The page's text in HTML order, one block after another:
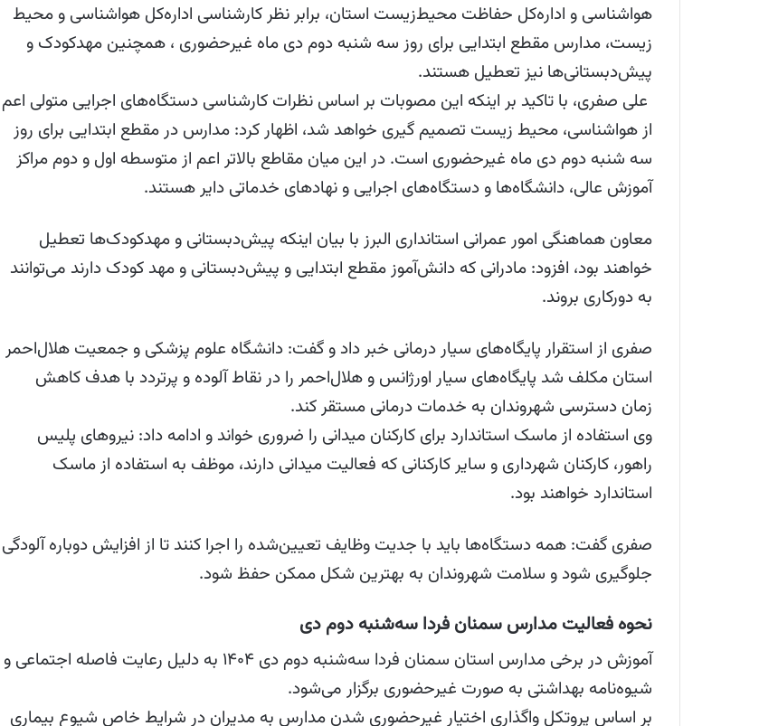
هواشناسی و اداره‌کل حفاظت محیط‌زیست استان، برابر نظر کارشناسی اداره‌کل هواشناسی و محیط
زیست، مدارس مقطع ابتدایی برای روز سه شنبه دوم دی ماه غیرحضوری ، همچنین مهدکودک و
پیش‌دبستانی‌ها نیز تعطیل هستند.
علی صفری، با تاکید بر اینکه این مصوبات بر اساس نظرات کارشناسی دستگاه‌های اجرایی متولی اعم
از هواشناسی، محیط زیست تصمیم گیری خواهد شد، اظهار کرد: مدارس در مقطع ابتدایی برای روز
سه شنبه دوم دی ماه غیرحضوری است‌. در این میان مقاطع بالاتر اعم از متوسطه اول و دوم مراکز
آموزش عالی، دانشگاه‌ها و دستگاه‌های اجرایی و نهادهای خدماتی دایر هستند.
معاون هماهنگی امور عمرانی استانداری البرز با بیان اینکه پیش‌دبستانی و مهدکودک‌ها تعطیل
خواهند بود، افزود: مادرانی که دانش‌آموز مقطع ابتدایی و پیش‌دبستانی و مهد کودک دارند می‌توانند
به دورکاری بروند.
صفری از استقرار پایگاه‌های سیار درمانی خبر داد و گفت: دانشگاه‌ علوم پزشکی و جمعیت هلال‌احمر
استان مکلف شد پایگاه‌های سیار اورژانس و هلال‌احمر را در نقاط آلوده و پرتردد با هدف کاهش
زمان دسترسی شهروندان به خدمات درمانی مستقر کند.
وی استفاده از ماسک استاندارد برای کارکنان میدانی را ضروری خواند و ادامه داد: نیروهای پلیس
راهور، کارکنان شهرداری و سایر کارکنانی که فعالیت میدانی دارند، موظف به استفاده از ماسک
استاندارد خواهند بود.
صفری گفت: همه دستگاه‌ها باید با جدیت وظایف تعیین‌شده را اجرا کنند تا از افزایش دوباره آلودگی
جلوگیری شود و سلامت شهروندان به بهترین شکل ممکن حفظ شود.
نحوه فعالیت مدارس سمنان فردا سه‌شنبه دوم دی
آموزش در برخی مدارس استان سمنان فردا سه‌شنبه دوم دی ۱۴۰۴ به دلیل رعایت فاصله اجتماعی و
شیوه‌نامه بهداشتی به صورت غیرحضوری برگزار می‌شود.
بر اساس پروتکل واگذاری اختیار غیرحضوری شدن مدارس به مدیران در شرایط خاص شیوع بیماری